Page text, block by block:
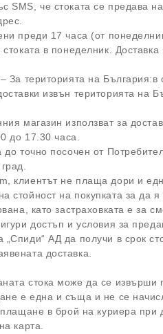
SMS, че стоката се предава
преди 17 часа (от
в понеделник.
За територията на
извън територията на
магазин използват за
до 17.30 часа.
до точно посочен от
град.
клиентът не плаща дори и
на покупката за да я
като застраховката е за
достъп и условия за
АД да получи в срок
доставка.
стока може да се извърши
е една и съща и не се
в брой на куриера при
карта.